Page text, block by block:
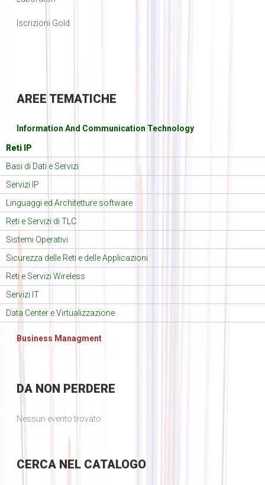
Iscrizioni Gold
AREE TEMATICHE
Information And Communication Technology
Reti IP
Basi di Dati e Servizi
Servizi IP
Linguaggi ed Architetture software
Reti e Servizi di TLC
Sistemi Operativi
Sicurezza delle Reti e delle Applicazioni
Reti e Servizi Wireless
Servizi IT
Data Center e Virtualizzazione
Business Managment
DANON PERDERE
Nessun evento trovato
CERCANEL CATALOGO